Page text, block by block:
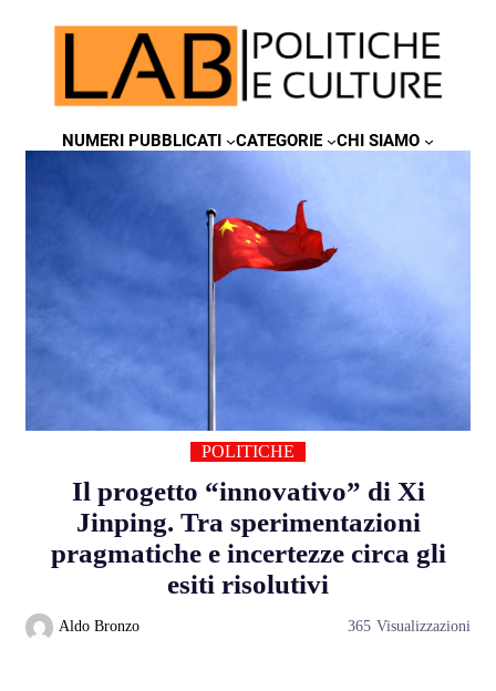
NUMERI PUBBLICATI CATEGORIE CHI SIAMO
POLITICHE
Il progetto “innovativo” di Xi
Jinping. Tra sperimentazioni
pragmatiche e incertezze circa gli
esiti risolutivi
Aldo Bronzo 365 Visualizzazioni